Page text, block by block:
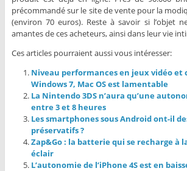
précommandé sur le site de vente pour la
(environ 70 euros). Reste à savoir si l’objet
amantes de ces acheteurs, ainsi dans leur vie
Ces articles pourraient aussi vous intéresser:
Niveau performances en jeux vidéo et
Windows 7, Mac OS est lamentable
La Nintendo 3DS n’aura qu’une
entre 3 et 8 heures
Les smartphones sous Android ont-il
préservatifs ?
Zap&Go : la batterie qui se recharge à
éclair
L’autonomie de l’iPhone 4S est en